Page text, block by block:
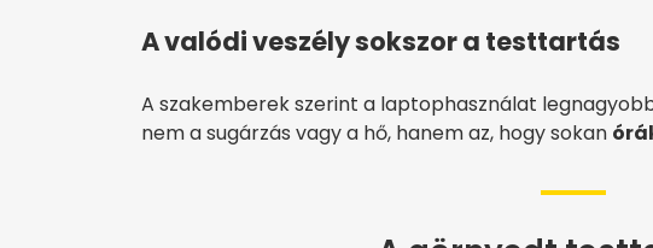
A valódi veszély sokszor a testtartás
A szakemberek szerint a laptophasználat
nem a sugárzás vagy a hő, hanem az, hogy sokan